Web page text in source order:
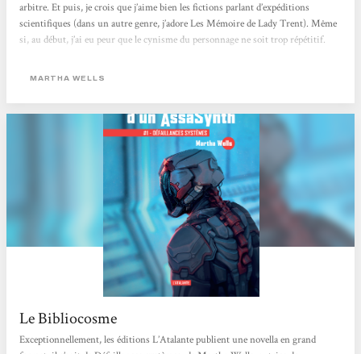
arbitre. Et puis, je crois que j’aime bien les fictions parlant d’expéditions
scientifiques (dans un autre genre, j’adore Les Mémoire de Lady Trent). Même
si, au début, j’ai eu peur que le cynisme du personnage ne soit trop répétitif.
aussi mordante que pessimiste. Et ce personnage principal est vraiment le point
MARTHA WELLS
Le Bibliocosme
Exceptionnellement, les éditions L’Atalante publient une novella en grand